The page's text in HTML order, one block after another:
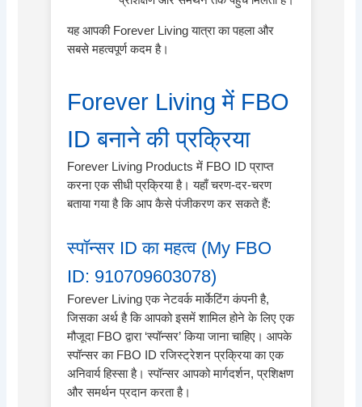
यह आपकी Forever Living यात्रा का पहला और
सबसे महत्वपूर्ण कदम है।
Forever Living में FBO
ID बनाने की प्रक्रिया
Forever Living Products में FBO ID प्राप्त
करना एक सीधी प्रक्रिया है। यहाँ चरण-दर-चरण
बताया गया है कि आप कैसे पंजीकरण कर सकते हैं:
स्पॉन्सर ID का महत्व (My FBO
ID: 910709603078)
Forever Living एक नेटवर्क मार्केटिंग कंपनी है,
जिसका अर्थ है कि आपको इसमें शामिल होने के लिए एक
मौजूदा FBO द्वारा ‘स्पॉन्सर’ किया जाना चाहिए। आपके
स्पॉन्सर का FBO ID रजिस्ट्रेशन प्रक्रिया का एक
अनिवार्य हिस्सा है। स्पॉन्सर आपको मार्गदर्शन, प्रशिक्षण
और समर्थन प्रदान करता है।